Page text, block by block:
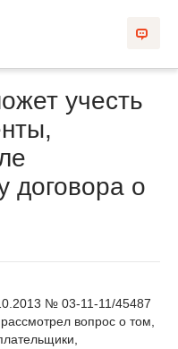
учесть
договора о
№ 03-11-11/45487
вопрос о том,